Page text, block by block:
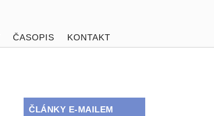
ČASOPIS KONTAKT
ČLÁNKY E-MAILEM